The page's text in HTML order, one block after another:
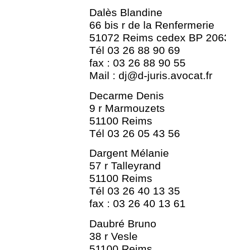
Dalès Blandine
66 bis r de la Renfermerie
51072 Reims cedex BP
Tél 03 26 88 90 69
fax : 03 26 88 90 55
Mail : dj@d-juris.avocat.fr
Decarme Denis
9 r Marmouzets
51100 Reims
Tél 03 26 05 43 56
Dargent Mélanie
57 r Talleyrand
51100 Reims
Tél 03 26 40 13 35
fax : 03 26 40 13 61
Daubré Bruno
38 r Vesle